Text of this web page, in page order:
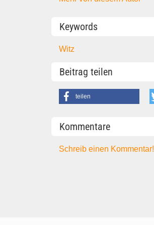
Keywords
Witz
Beitrag teilen
teilen
Kommentare
Schreib einen Kommentar!